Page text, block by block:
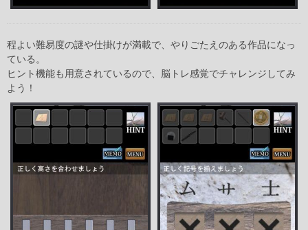
程よい難易度の謎や仕掛けが満載で、やりごたえのある作品になっ
ている。
ヒント機能も用意されているので、脳トレ感覚でチャレンジしてみ
よう！